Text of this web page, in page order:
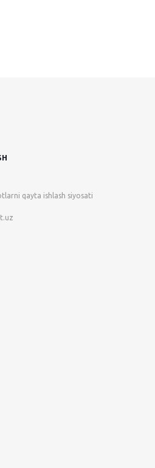
qayta ishlash siyosati